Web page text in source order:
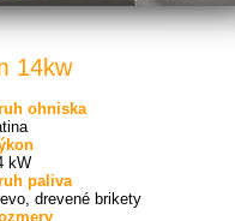
14kw
ohniska
kW
paliva
drevené brikety